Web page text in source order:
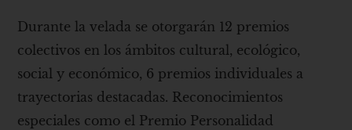
Durante la velada se otorgarán 12 premios
colectivos en los ámbitos cultural, ecológico,
social y económico, 6 premios individuales a
trayectorias destacadas. Reconocimientos
especiales como el Premio Personalidad